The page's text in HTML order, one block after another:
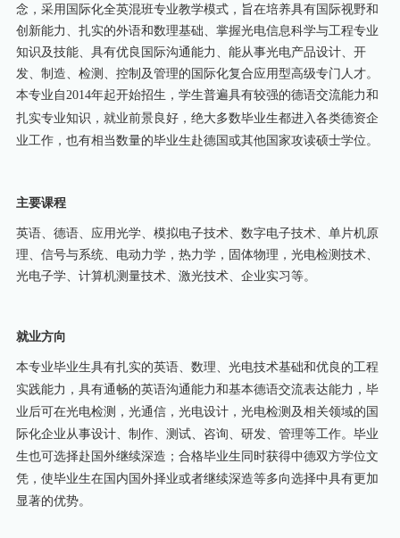
念，采用国际化全英混班专业教学模式，旨在培养具有国际视野和
创新能力、扎实的外语和数理基础、掌握光电信息科学与工程专业
知识及技能、具有优良国际沟通能力、能从事光电产品设计、开
发、制造、检测、控制及管理的国际化复合应用型高级专门人才。
本专业 自2014年起开始招生， 学生普遍具有较强的德语交流能力和
扎实专业知识，就业前景良好，绝大多数毕业生都进入各类德资企
业工作，也有相当数量的毕业生赴德国或其他国家攻读硕士学位。
主要课程
英语、德语、应用光学、模拟电子技术、数字电子技术、单片机原
理、信号与系统、电动力学，热力学，固体物理，光电检测技术、
光电子学、计算机测量技术、激光技术、企业实习等。
就业方向
本专业毕业生具有扎实的英语、数理、光电技术基础和优良的工程
实践能力，具有通畅的英语沟通能力和基本德语交流表达能力，毕
业后可在光电检测，光通信，光电设计，光电检测及相关领域的国
际化企业从事设计、制作、测试、咨询、研发、管理等工作。毕业
生也可选择赴国外继续深造；合格毕业生同时获得中德双方学位文
凭，使毕业生在国内国外择业或者继续深造等多向选择中具有更加
显著的优势。